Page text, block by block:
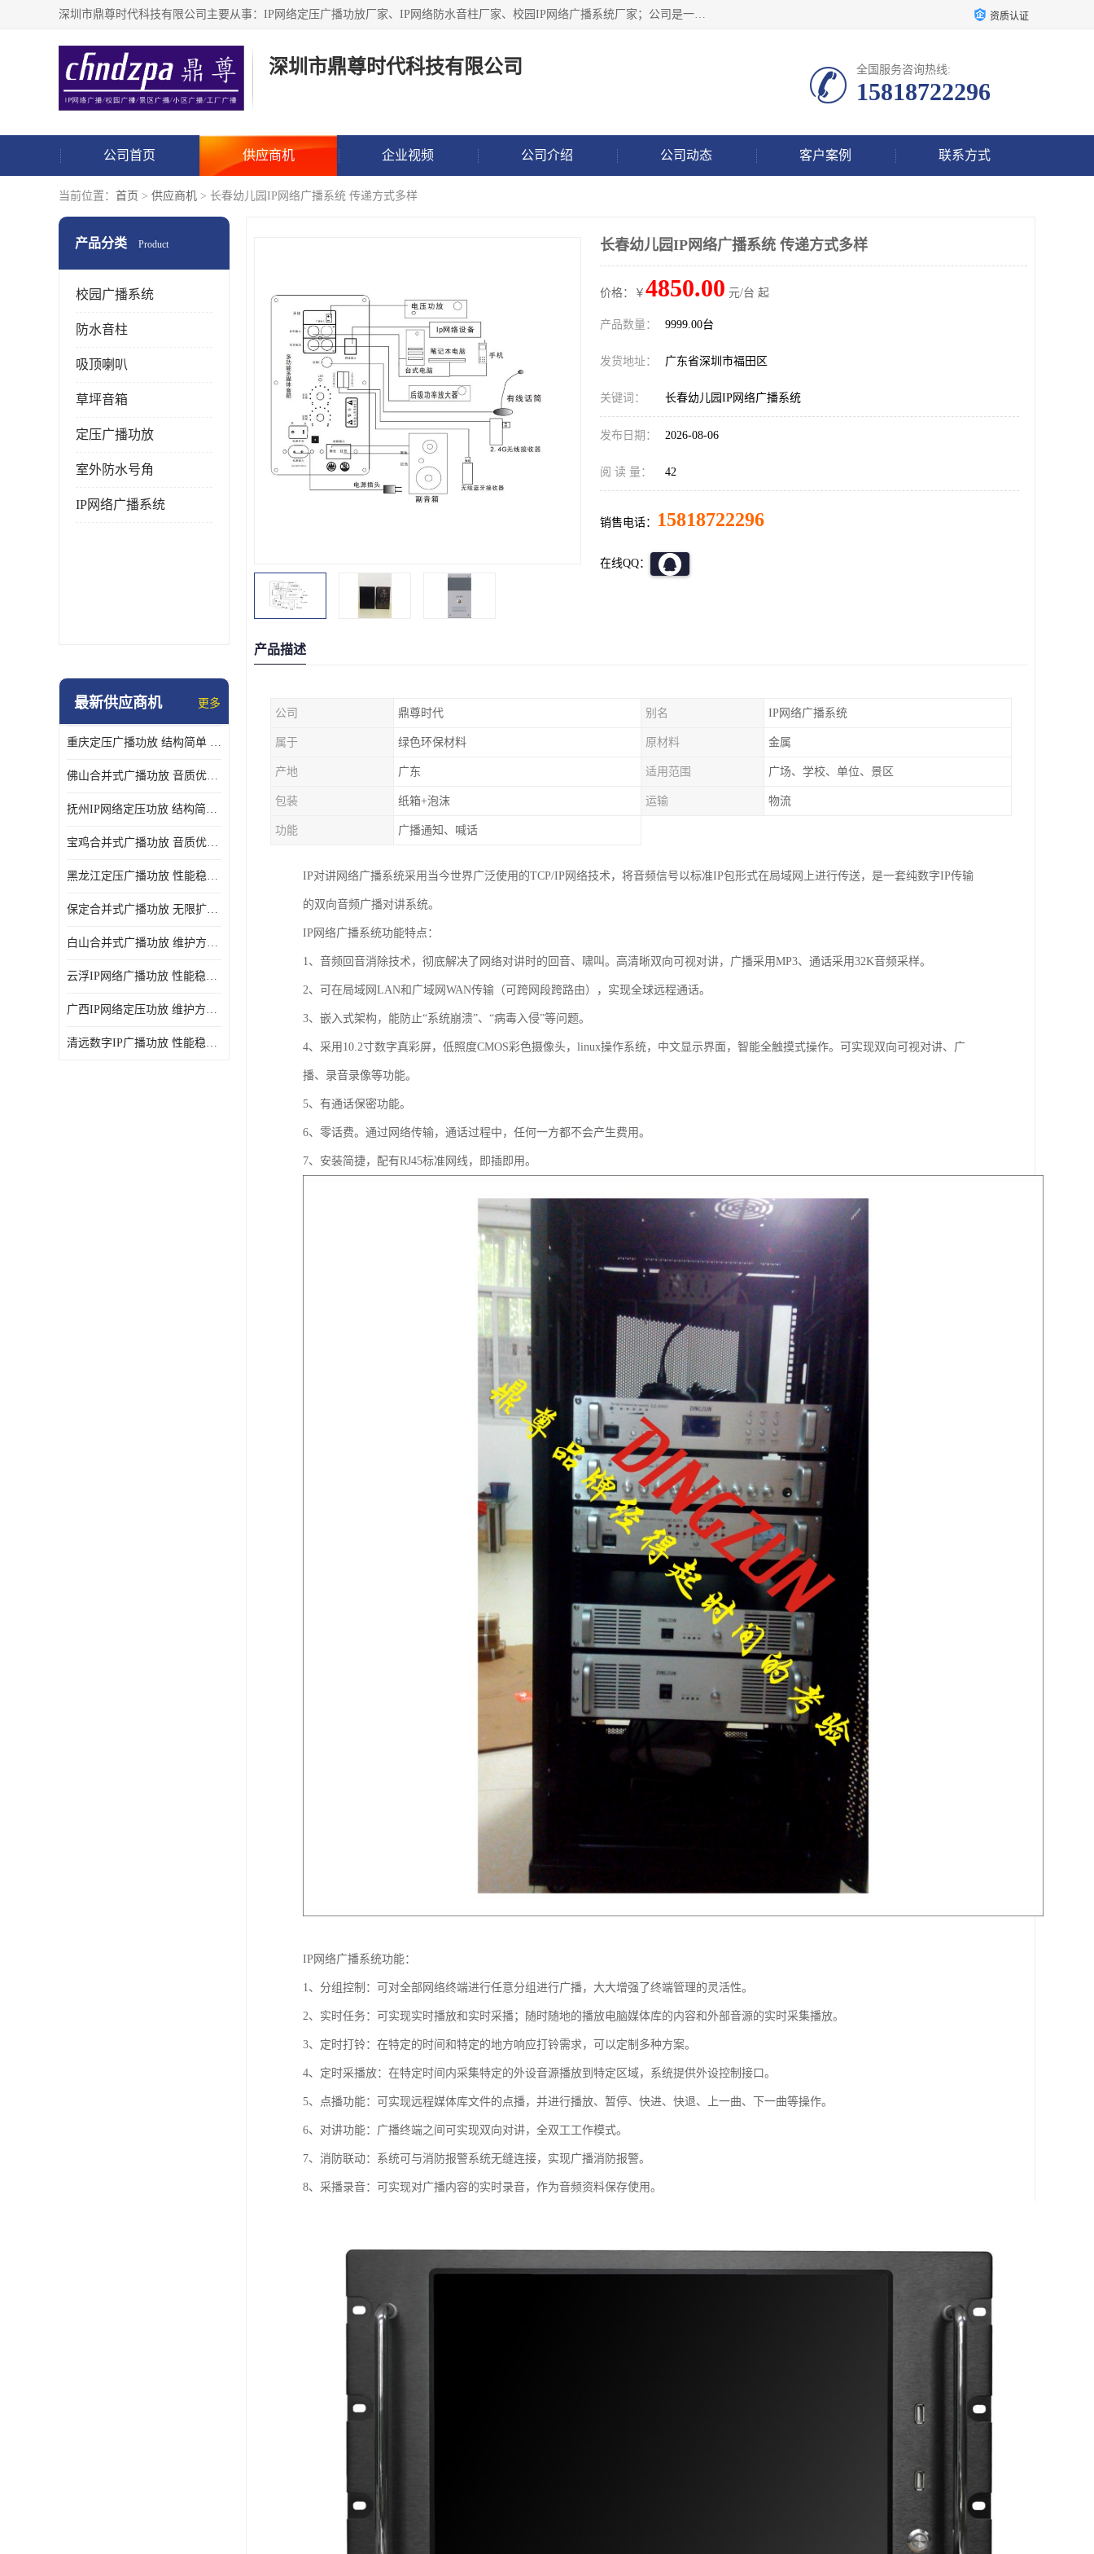
深圳市鼎尊时代科技有限公司主要从事：IP网络定压广播功放厂家、IP网络防水音柱厂家、校园IP网络广播系统厂家；公司是一家集研发、生产、销售公共广播器材于一体的现代电子科技企业。公司成立多年来，本着“自主研发技术、开拓稳定的产品”的宗旨，集多年的行业经验，引航广播行业的迅猛发展，使产品能够适应时代技术发展的需要。 资质认证
深圳市鼎尊时代科技有限公司 全国服务咨询热线:
15818722296
公司首页 供应商机 企业视频 公司介绍 公司动态 客户案例 联系方式
当前位置： 首页 > 供应商机 > 长春幼儿园IP网络广播系统 传递方式多样
产品分类 Product
校园广播系统
防水音柱
吸顶喇叭
草坪音箱
定压广播功放
室外防水号角
IP网络广播系统
最新供应商机 更多
重庆定压广播功放 结构简单 传输距离远
佛山合并式广播功放 音质优美清晰 输出电压大 电流小
抚州IP网络定压功放 结构简单 多应用于公共场合
宝鸡合并式广播功放 音质优美清晰 维护方便
黑龙江定压广播功放 性能稳定 无限扩容
保定合并式广播功放 无限扩容 设计结构简单
白山合并式广播功放 维护方便 多应用于公共场合
云浮IP网络广播功放 性能稳定 设计结构简单
广西IP网络定压功放 维护方便 多应用于公共场合
清远数字IP广播功放 性能稳定 传输距离远
长春幼儿园IP网络广播系统 传递方式多样
价格：￥ 4850.00 元/台 起
产品数量： 9999.00台
发货地址： 广东省深圳市福田区
关键词： 长春幼儿园IP网络广播系统
发布日期： 2026-08-06
阅 读 量： 42
销售电话： 15818722296
在线QQ：
产品描述
公司 鼎尊时代 别名 IP网络广播系统
属于 绿色环保材料 原材料 金属
产地 广东 适用范围 广场、学校、单位、景区
包装 纸箱+泡沫 运输 物流
功能 广播通知、喊话
IP对讲网络广播系统采用当今世界广泛使用的TCP/IP网络技术，将音频信号以标准IP包形式在局域网上进行传送，是一套纯数字IP传输
的双向音频广播对讲系统。
IP网络广播系统功能特点：
1、音频回音消除技术，彻底解决了网络对讲时的回音、啸叫。高清晰双向可视对讲，广播采用MP3、通话采用32K音频采样。
2、可在局域网LAN和广域网WAN传输（可跨网段跨路由），实现全球远程通话。
3、嵌入式架构，能防止“系统崩溃”、“病毒入侵”等问题。
4、采用10.2寸数字真彩屏，低照度CMOS彩色摄像头，linux操作系统，中文显示界面，智能全触摸式操作。可实现双向可视对讲、广
播、录音录像等功能。
5、有通话保密功能。
6、零话费。通过网络传输，通话过程中，任何一方都不会产生费用。
7、安装简捷，配有RJ45标准网线，即插即用。
IP网络广播系统功能：
1、分组控制：可对全部网络终端进行任意分组进行广播，大大增强了终端管理的灵活性。
2、实时任务：可实现实时播放和实时采播；随时随地的播放电脑媒体库的内容和外部音源的实时采集播放。
3、定时打铃：在特定的时间和特定的地方响应打铃需求，可以定制多种方案。
4、定时采播放：在特定时间内采集特定的外设音源播放到特定区域，系统提供外设控制接口。
5、点播功能：可实现远程媒体库文件的点播，并进行播放、暂停、快进、快退、上一曲、下一曲等操作。
6、对讲功能：广播终端之间可实现双向对讲，全双工工作模式。
7、消防联动：系统可与消防报警系统无缝连接，实现广播消防报警。
8、采播录音：可实现对广播内容的实时录音，作为音频资料保存使用。